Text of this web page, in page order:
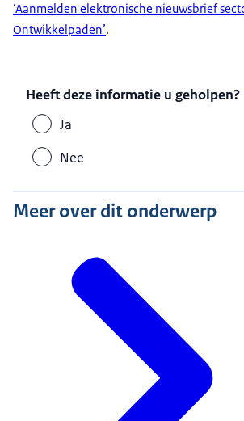
‘Aanmelden elektronische nieuwsbrief
Ontwikkelpaden’.
Heeft deze informatie u geholpen?
Ja
Nee
Meer over dit onderwerp